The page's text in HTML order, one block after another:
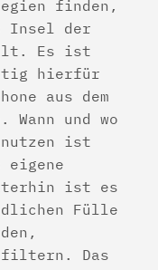
finden,
Insel der
Es ist
hierfür
aus dem
und wo
ist
eigene
ist es
Fülle
filtern. Das